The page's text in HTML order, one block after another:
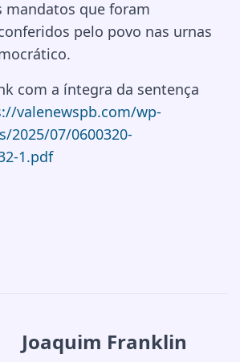
mandatos que foram
pelo povo nas urnas
com a íntegra da sentença
valenewspb.com/wp-
2025/07/0600320-
1.pdf
Joaquim Franklin